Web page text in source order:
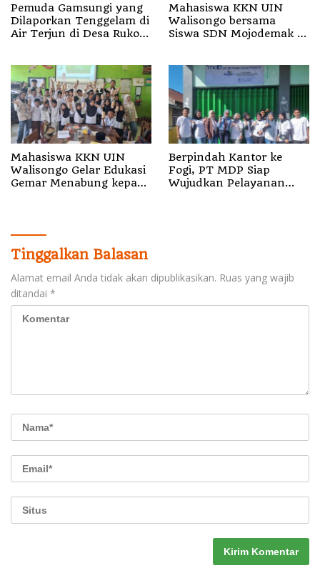
Pemuda Gamsungi yang
Dilaporkan Tenggelam di
Air Terjun di Desa Ruko
Mahasiswa KKN UIN
Walisongo bersama
Siswa SDN Mojodemak 3
Mahasiswa KKN UIN
Walisongo Gelar Edukasi
Gemar Menabung kepada
Berpindah Kantor ke
Fogi, PT MDP Siap
Wujudkan Pelayanan
Tinggalkan Balasan
Alamat email Anda tidak akan dipublikasikan. Ruas yang wajib
ditandai *